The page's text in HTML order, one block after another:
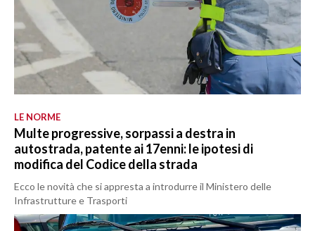
LE NORME
Multe progressive, sorpassi a destra in
autostrada, patente ai 17enni: le ipotesi di
modifica del Codice della strada
Ecco le novità che si appresta a introdurre il Ministero delle
Infrastrutture e Trasporti